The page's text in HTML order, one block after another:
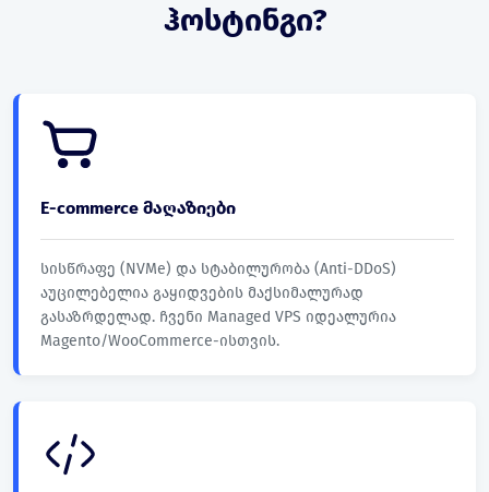
ჰოსტინგი?
E-commerce მაღაზიები
სისწრაფე (NVMe) და სტაბილურობა (Anti-DDoS)
აუცილებელია გაყიდვების მაქსიმალურად
გასაზრდელად. ჩვენი Managed VPS იდეალურია
Magento/WooCommerce-ისთვის.